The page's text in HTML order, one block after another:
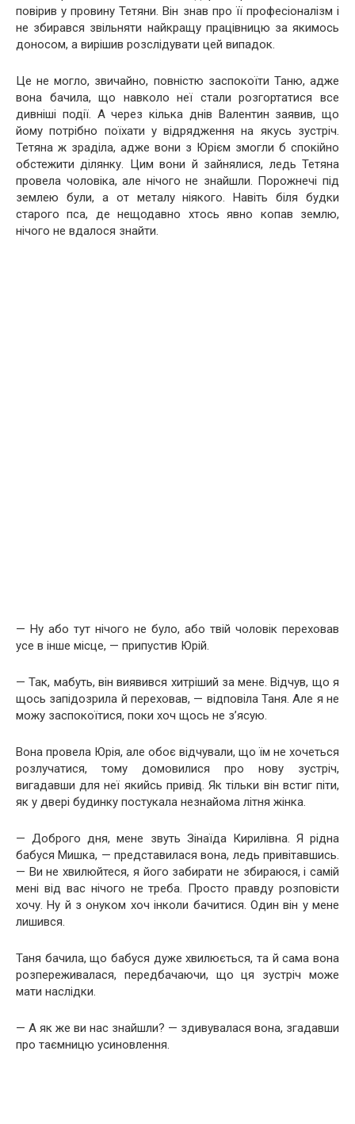
повірив у провину Тетяни. Він знав про її професіоналізм і
не збирався звільняти найкращу працівницю за якимось
доносом, а вирішив розслідувати цей випадок.
Це не могло, звичайно, повністю заспокоїти Таню, адже
вона бачила, що навколо неї стали розгортатися все
дивніші події. А через кілька днів Валентин заявив, що
йому потрібно поїхати у відрядження на якусь зустріч.
Тетяна ж зраділа, адже вони з Юрієм змогли б спокійно
обстежити ділянку. Цим вони й зайнялися, ледь Тетяна
провела чоловіка, але нічого не знайшли. Порожнечі під
землею були, а от металу ніякого. Навіть біля будки
старого пса, де нещодавно хтось явно копав землю,
нічого не вдалося знайти.
— Ну або тут нічого не було, або твій чоловік переховав
усе в інше місце, — припустив Юрій.
— Так, мабуть, він виявився хитріший за мене. Відчув, що я
щось запідозрила й переховав, — відповіла Таня. Але я не
можу заспокоїтися, поки хоч щось не з’ясую.
Вона провела Юрія, але обоє відчували, що їм не хочеться
розлучатися, тому домовилися про нову зустріч,
вигадавши для неї якийсь привід. Як тільки він встиг піти,
як у двері будинку постукала незнайома літня жінка.
— Доброго дня, мене звуть Зінаїда Кирилівна. Я рідна
бабуся Мишка, — представилася вона, ледь привітавшись.
— Ви не хвилюйтеся, я його забирати не збираюся, і самій
мені від вас нічого не треба. Просто правду розповісти
хочу. Ну й з онуком хоч інколи бачитися. Один він у мене
лишився.
Таня бачила, що бабуся дуже хвилюється, та й сама вона
розпереживалася, передбачаючи, що ця зустріч може
мати наслідки.
— А як же ви нас знайшли? — здивувалася вона, згадавши
про таємницю усиновлення.